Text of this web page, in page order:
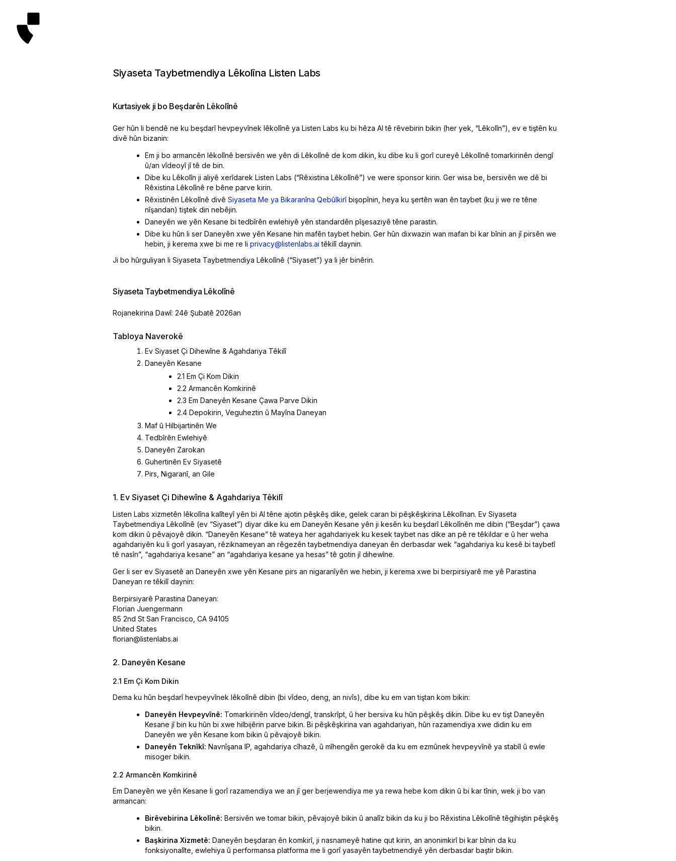
Siyaseta Taybetmendiya Lêkolîna Listen Labs
Kurtasiyek ji bo Beşdarên Lêkolînê
Ger hûn li bendê ne ku beşdarî hevpeyvînek lêkolînê ya Listen Labs ku bi hêza AI tê rêvebirin bikin (her yek, “Lêkolîn”), ev e tiştên ku
divê hûn bizanin:
Em ji bo armancên lêkolînê bersivên we yên di Lêkolînê de kom dikin, ku dibe ku li gorî cureyê Lêkolînê tomarkirinên dengî
û/an vîdeoyî jî tê de bin.
Dibe ku Lêkolîn ji aliyê xerîdarek Listen Labs (“Rêxistina Lêkolînê”) ve were sponsor kirin. Ger wisa be, bersivên we dê bi
Rêxistina Lêkolînê re bêne parve kirin.
Rêxistinên Lêkolînê divê Siyaseta Me ya Bikaranîna Qebûlkirîbişopînin, heya ku şertên wan ên taybet (ku ji we re têne
nîşandan) tiştek din nebêjin.
Daneyên we yên Kesane bi tedbîrên ewlehiyê yên standardên pîşesaziyê têne parastin.
Dibe ku hûn li ser Daneyên xwe yên Kesane hin mafên taybet hebin. Ger hûn dixwazin wan mafan bi kar bînin an jî pirsên we
hebin, ji kerema xwe bi me re li privacy@listenlabs.ai têkilî daynin.
Ji bo hûrguliyan li Siyaseta Taybetmendiya Lêkolînê (“Siyaset”) ya li jêr binêrin.
Siyaseta Taybetmendiya Lêkolînê
Rojanekirina Dawî: 24ê Şubatê 2026an
Tabloya Naverokê
Ev Siyaset Çi Dihewîne & Agahdariya Têkilî
Daneyên Kesane
2.1 Em Çi Kom Dikin
2.2 Armancên Komkirinê
2.3 Em Daneyên Kesane Çawa Parve Dikin
2.4 Depokirin, Veguheztin û Mayîna Daneyan
Maf û Hilbijartinên We
Tedbîrên Ewlehiyê
Daneyên Zarokan
Guhertinên Ev Siyasetê
Pirs, Nigaranî, an Gile
1. Ev Siyaset Çi Dihewîne & Agahdariya Têkilî
Listen Labs xizmetên lêkolîna kalîteyî yên bi AI têne ajotin pêşkêş dike, gelek caran bi pêşkêşkirina Lêkolînan. Ev Siyaseta
Taybetmendiya Lêkolînê (ev “Siyaset”) diyar dike ku em Daneyên Kesane yên ji kesên ku beşdarî Lêkolînên me dibin (“Beşdar”) çawa
kom dikin û pêvajoyê dikin. “Daneyên Kesane” tê wateya her agahdariyek ku kesek taybet nas dike an pê re têkildar e û her weha
agahdariyên ku li gorî yasayan, rêziknameyan an rêgezên taybetmendiya daneyan ên derbasdar wek “agahdariya ku kesê bi taybetî
tê nasîn”, “agahdariya kesane” an “agahdariya kesane ya hesas” tê gotin jî dihewîne.
Ger li ser ev Siyasetê an Daneyên xwe yên Kesane pirs an nigaranîyên we hebin, ji kerema xwe bi berpirsiyarê me yê Parastina
Daneyan re têkilî daynin:
Berpirsiyarê Parastina Daneyan:
Florian Juengermann
85 2nd St San Francisco, CA 94105
United States
florian@listenlabs.ai
2. Daneyên Kesane
2.1 Em Çi Kom Dikin
Dema ku hûn beşdarî hevpeyvînek lêkolînê dibin (bi vîdeo, deng, an nivîs), dibe ku em van tiştan kom bikin:
Daneyên Hevpeyvînê: Tomarkirinên vîdeo/dengî, transkrîpt, û her bersiva ku hûn pêşkêş dikin. Dibe ku ev tişt Daneyên
Kesane jî bin ku hûn bi xwe hilbijêrin parve bikin. Bi pêşkêşkirina van agahdariyan, hûn razamendiya xwe didin ku em
Daneyên we yên Kesane kom bikin û pêvajoyê bikin.
Daneyên Teknîkî: Navnîşana IP, agahdariya cîhazê, û mîhengên gerokê da ku em ezmûnek hevpeyvînê ya stabîl û ewle
misoger bikin.
2.2 Armancên Komkirinê
Em Daneyên we yên Kesane li gorî razamendiya we an jî ger berjewendiya me ya rewa hebe kom dikin û bi kar tînin, wek ji bo van
armancan:
Birêvebirina Lêkolînê: Bersivên we tomar bikin, pêvajoyê bikin û analîz bikin da ku ji bo Rêxistina Lêkolînê têgihiştin pêşkêş
bikin.
Başkirina Xizmetê: Daneyên beşdaran ên komkirî, ji nasnameyê hatine qut kirin, an anonimkirî bi kar bînin da ku
fonksiyonalîte, ewlehiya û performansa platforma me li gorî yasayên taybetmendiyê yên derbasdar baştir bikin.